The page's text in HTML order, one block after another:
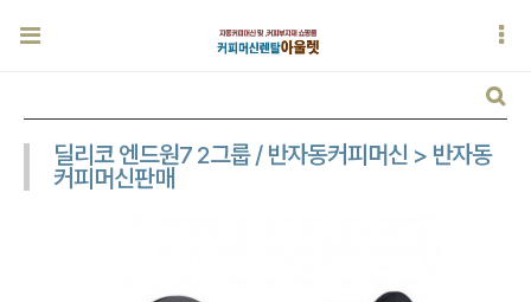
딜리코 엔드원7 2그룹 / 반자동커피머신 > 반자동
커피머신판매